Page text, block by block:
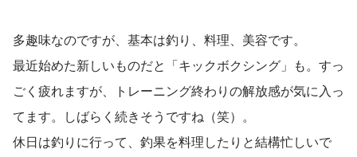
多趣味なのですが、基本は釣り、料理、美容です。
最近始めた新しいものだと「キックボクシング」も。すっ
ごく疲れますが、トレーニング終わりの解放感が気に入っ
てます。しばらく続きそうですね（笑）。
休日は釣りに行って、釣果を料理したりと結構忙しいで